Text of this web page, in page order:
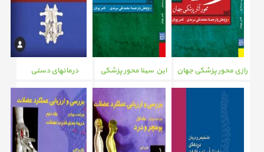
رازی محور پزشکی جهان
ابن سینا محور پزشکی
جهان
درمانهای دستی